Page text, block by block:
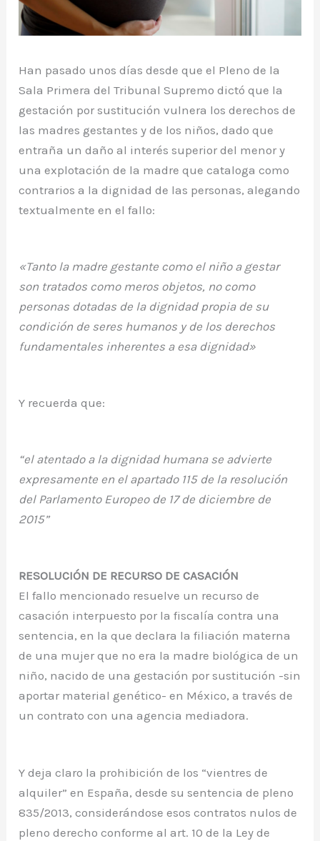
Han pasado unos días desde que el Pleno de la
Sala Primera del Tribunal Supremo dictó que la
gestación por sustitución vulnera los derechos de
las madres gestantes y de los niños, dado que
entraña un daño al interés superior del menor y
una explotación de la madre que cataloga como
contrarios a la dignidad de las personas, alegando
textualmente en el fallo:
«Tanto la madre gestante como el niño a gestar
son tratados como meros objetos, no como
personas dotadas de la dignidad propia de su
condición de seres humanos y de los derechos
fundamentales inherentes a esa dignidad»
Y recuerda que:
“el atentado a la dignidad humana se advierte
expresamente en el apartado 115 de la resolución
del Parlamento Europeo de 17 de diciembre de
2015”
RESOLUCIÓN DE RECURSO DE CASACIÓN
El fallo mencionado resuelve un recurso de
casación interpuesto por la fiscalía contra una
sentencia, en la que declara la filiación materna
de una mujer que no era la madre biológica de un
niño, nacido de una gestación por sustitución -sin
aportar material genético- en México, a través de
un contrato con una agencia mediadora.
Y deja claro la prohibición de los “vientres de
alquiler” en España, desde su sentencia de pleno
835/2013, considerándose esos contratos nulos de
pleno derecho conforme al art. 10 de la Ley de